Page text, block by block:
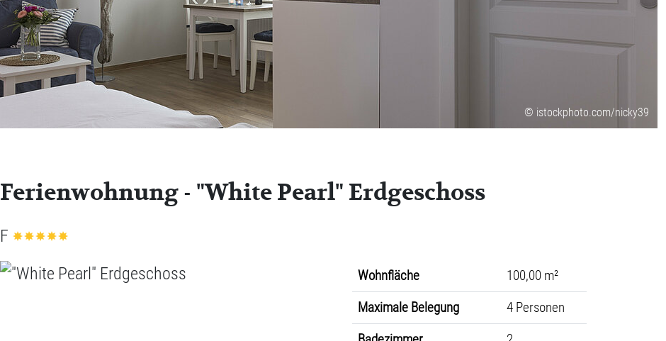
© istockphoto.com/nicky39
Ferienwohnung - "White Pearl" Erdgeschoss
F
Wohnfläche
100,00 m²
Maximale Belegung
4 Personen